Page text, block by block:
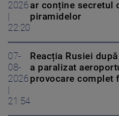
2026
22:20
ar conține secretul
piramidelor
07-
08-
2026
21:54
Reacția Rusiei
a paralizat
provocare complet